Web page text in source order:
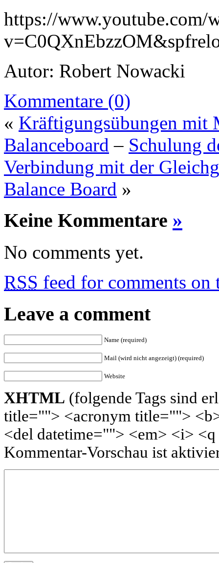
https://www.youtube.com/
Autor: Robert Nowacki
Kommentare (0)
« Kräftigungsübungen mit
Balanceboard – Schulung
Verbindung mit der
Balance Board »
Keine Kommentare »
No comments yet.
RSS feed for comments on
Leave a comment
Name (required)
Mail (wird nicht angezeigt) (required)
Website
XHTML (folgende Tags sind
title=""> <acronym title="">
<del datetime=""> <em> <i>
Kommentar-Vorschau ist